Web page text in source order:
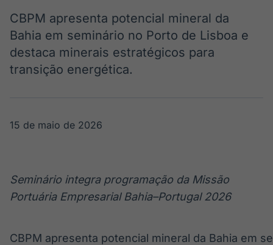
dados
Soluções de
Tecnologia
Broadcast
Broadcast
CBPM apresenta potencial mineral da
Bahia em seminário no Porto de Lisboa e
destaca minerais estratégicos para
transição energética.
15 de maio de 2026
Seminário integra programação da Missão
Portuária Empresarial Bahia–Portugal 2026
CBPM apresenta potencial mineral da Bahia em